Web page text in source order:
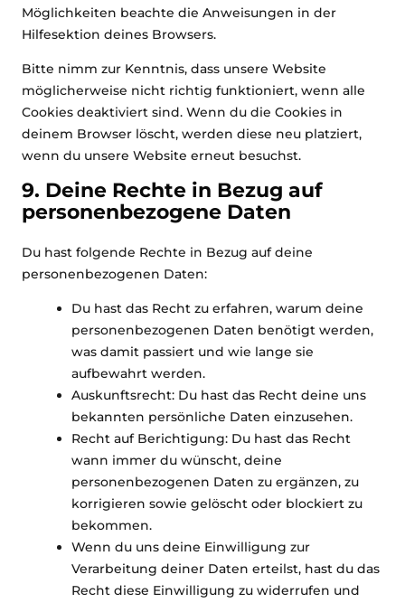
Möglichkeiten beachte die Anweisungen in der
Hilfesektion deines Browsers.
Bitte nimm zur Kenntnis, dass unsere Website
möglicherweise nicht richtig funktioniert, wenn alle
Cookies deaktiviert sind. Wenn du die Cookies in
deinem Browser löscht, werden diese neu platziert,
wenn du unsere Website erneut besuchst.
9. Deine Rechte in Bezug auf
personenbezogene Daten
Du hast folgende Rechte in Bezug auf deine
personenbezogenen Daten:
Du hast das Recht zu erfahren, warum deine
personenbezogenen Daten benötigt werden,
was damit passiert und wie lange sie
aufbewahrt werden.
Auskunftsrecht: Du hast das Recht deine uns
bekannten persönliche Daten einzusehen.
Recht auf Berichtigung: Du hast das Recht
wann immer du wünscht, deine
personenbezogenen Daten zu ergänzen, zu
korrigieren sowie gelöscht oder blockiert zu
bekommen.
Wenn du uns deine Einwilligung zur
Verarbeitung deiner Daten erteilst, hast du das
Recht diese Einwilligung zu widerrufen und